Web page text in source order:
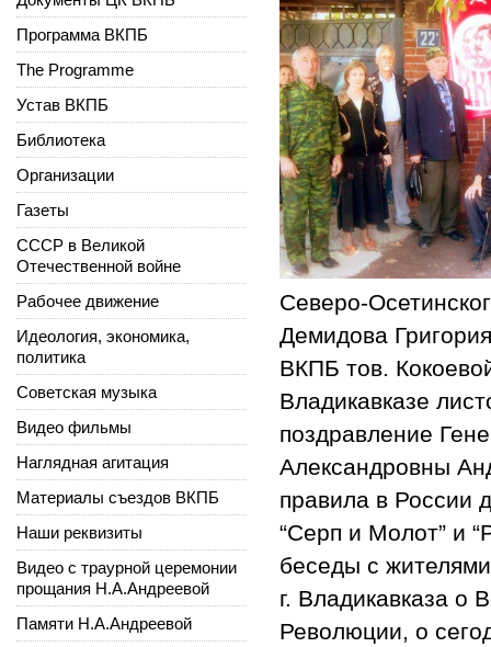
Северо-
Демидова
ВКПБ тов.
Владикавказе
поздравление
Александровны
правила в России
“Серп и Молот” и
беседы с жителями
г. Владикавказа о
Революции, о
Программа ВКПБ
The Programme
Устав ВКПБ
Библиотека
Организации
Газеты
СССР в Великой
Отечественной войне
Рабочее движение
Идеология, экономика,
политика
Советская музыка
Видео фильмы
Наглядная агитация
Материалы съездов ВКПБ
Наши реквизиты
Видео с траурной церемонии
прощания Н.А.Андреевой
Памяти Н.А.Андреевой